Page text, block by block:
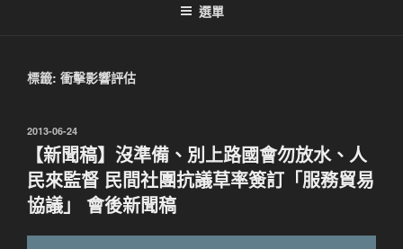
選單
標籤: 衝擊影響評估
發
2013-06-24
【新聞稿】沒準備、別上路國會勿放水、人
民來監督 民間社團抗議草率簽訂「服務貿易
協議」 會後新聞稿